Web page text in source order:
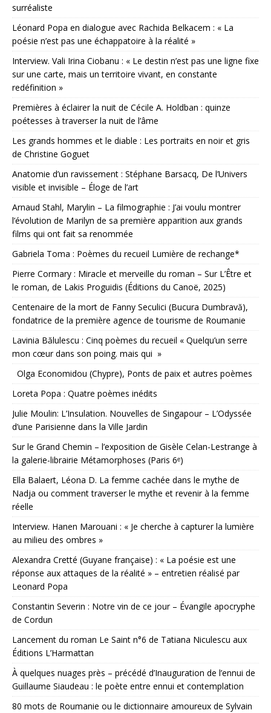
surréaliste
Léonard Popa en dialogue avec Rachida Belkacem : « La
poésie n’est pas une échappatoire à la réalité »
Interview. Vali Irina Ciobanu : « Le destin n’est pas une ligne fixe
sur une carte, mais un territoire vivant, en constante
redéfinition »
Premières à éclairer la nuit de Cécile A. Holdban : quinze
poétesses à traverser la nuit de l’âme
Les grands hommes et le diable : Les portraits en noir et gris
de Christine Goguet
Anatomie d’un ravissement : Stéphane Barsacq, De l’Univers
visible et invisible – Éloge de l’art
Arnaud Stahl, Marylin – La filmographie : J’ai voulu montrer
l’évolution de Marilyn de sa première apparition aux grands
films qui ont fait sa renommée
Gabriela Toma : Poèmes du recueil Lumière de rechange*
Pierre Cormary : Miracle et merveille du roman – Sur L’Être et
le roman, de Lakis Proguidis (Éditions du Canoë, 2025)
Centenaire de la mort de Fanny Seculici (Bucura Dumbravă),
fondatrice de la première agence de tourisme de Roumanie
Lavinia Bălulescu : Cinq poèmes du recueil « Quelqu’un serre
mon cœur dans son poing. mais qui »
Olga Economidou (Chypre), Ponts de paix et autres poèmes
Loreta Popa : Quatre poèmes inédits
Julie Moulin: L’Insulation. Nouvelles de Singapour – L’Odyssée
d’une Parisienne dans la Ville Jardin
Sur le Grand Chemin – l’exposition de Gisèle Celan-Lestrange à
la galerie-librairie Métamorphoses (Paris 6ᵉ)
Ella Balaert, Léona D. La femme cachée dans le mythe de
Nadja ou comment traverser le mythe et revenir à la femme
réelle
Interview. Hanen Marouani : « Je cherche à capturer la lumière
au milieu des ombres »
Alexandra Cretté (Guyane française) : « La poésie est une
réponse aux attaques de la réalité » – entretien réalisé par
Leonard Popa
Constantin Severin : Notre vin de ce jour – Évangile apocryphe
de Cordun
Lancement du roman Le Saint n°6 de Tatiana Niculescu aux
Éditions L’Harmattan
À quelques nuages près – précédé d’Inauguration de l’ennui de
Guillaume Siaudeau : le poète entre ennui et contemplation
80 mots de Roumanie ou le dictionnaire amoureux de Sylvain